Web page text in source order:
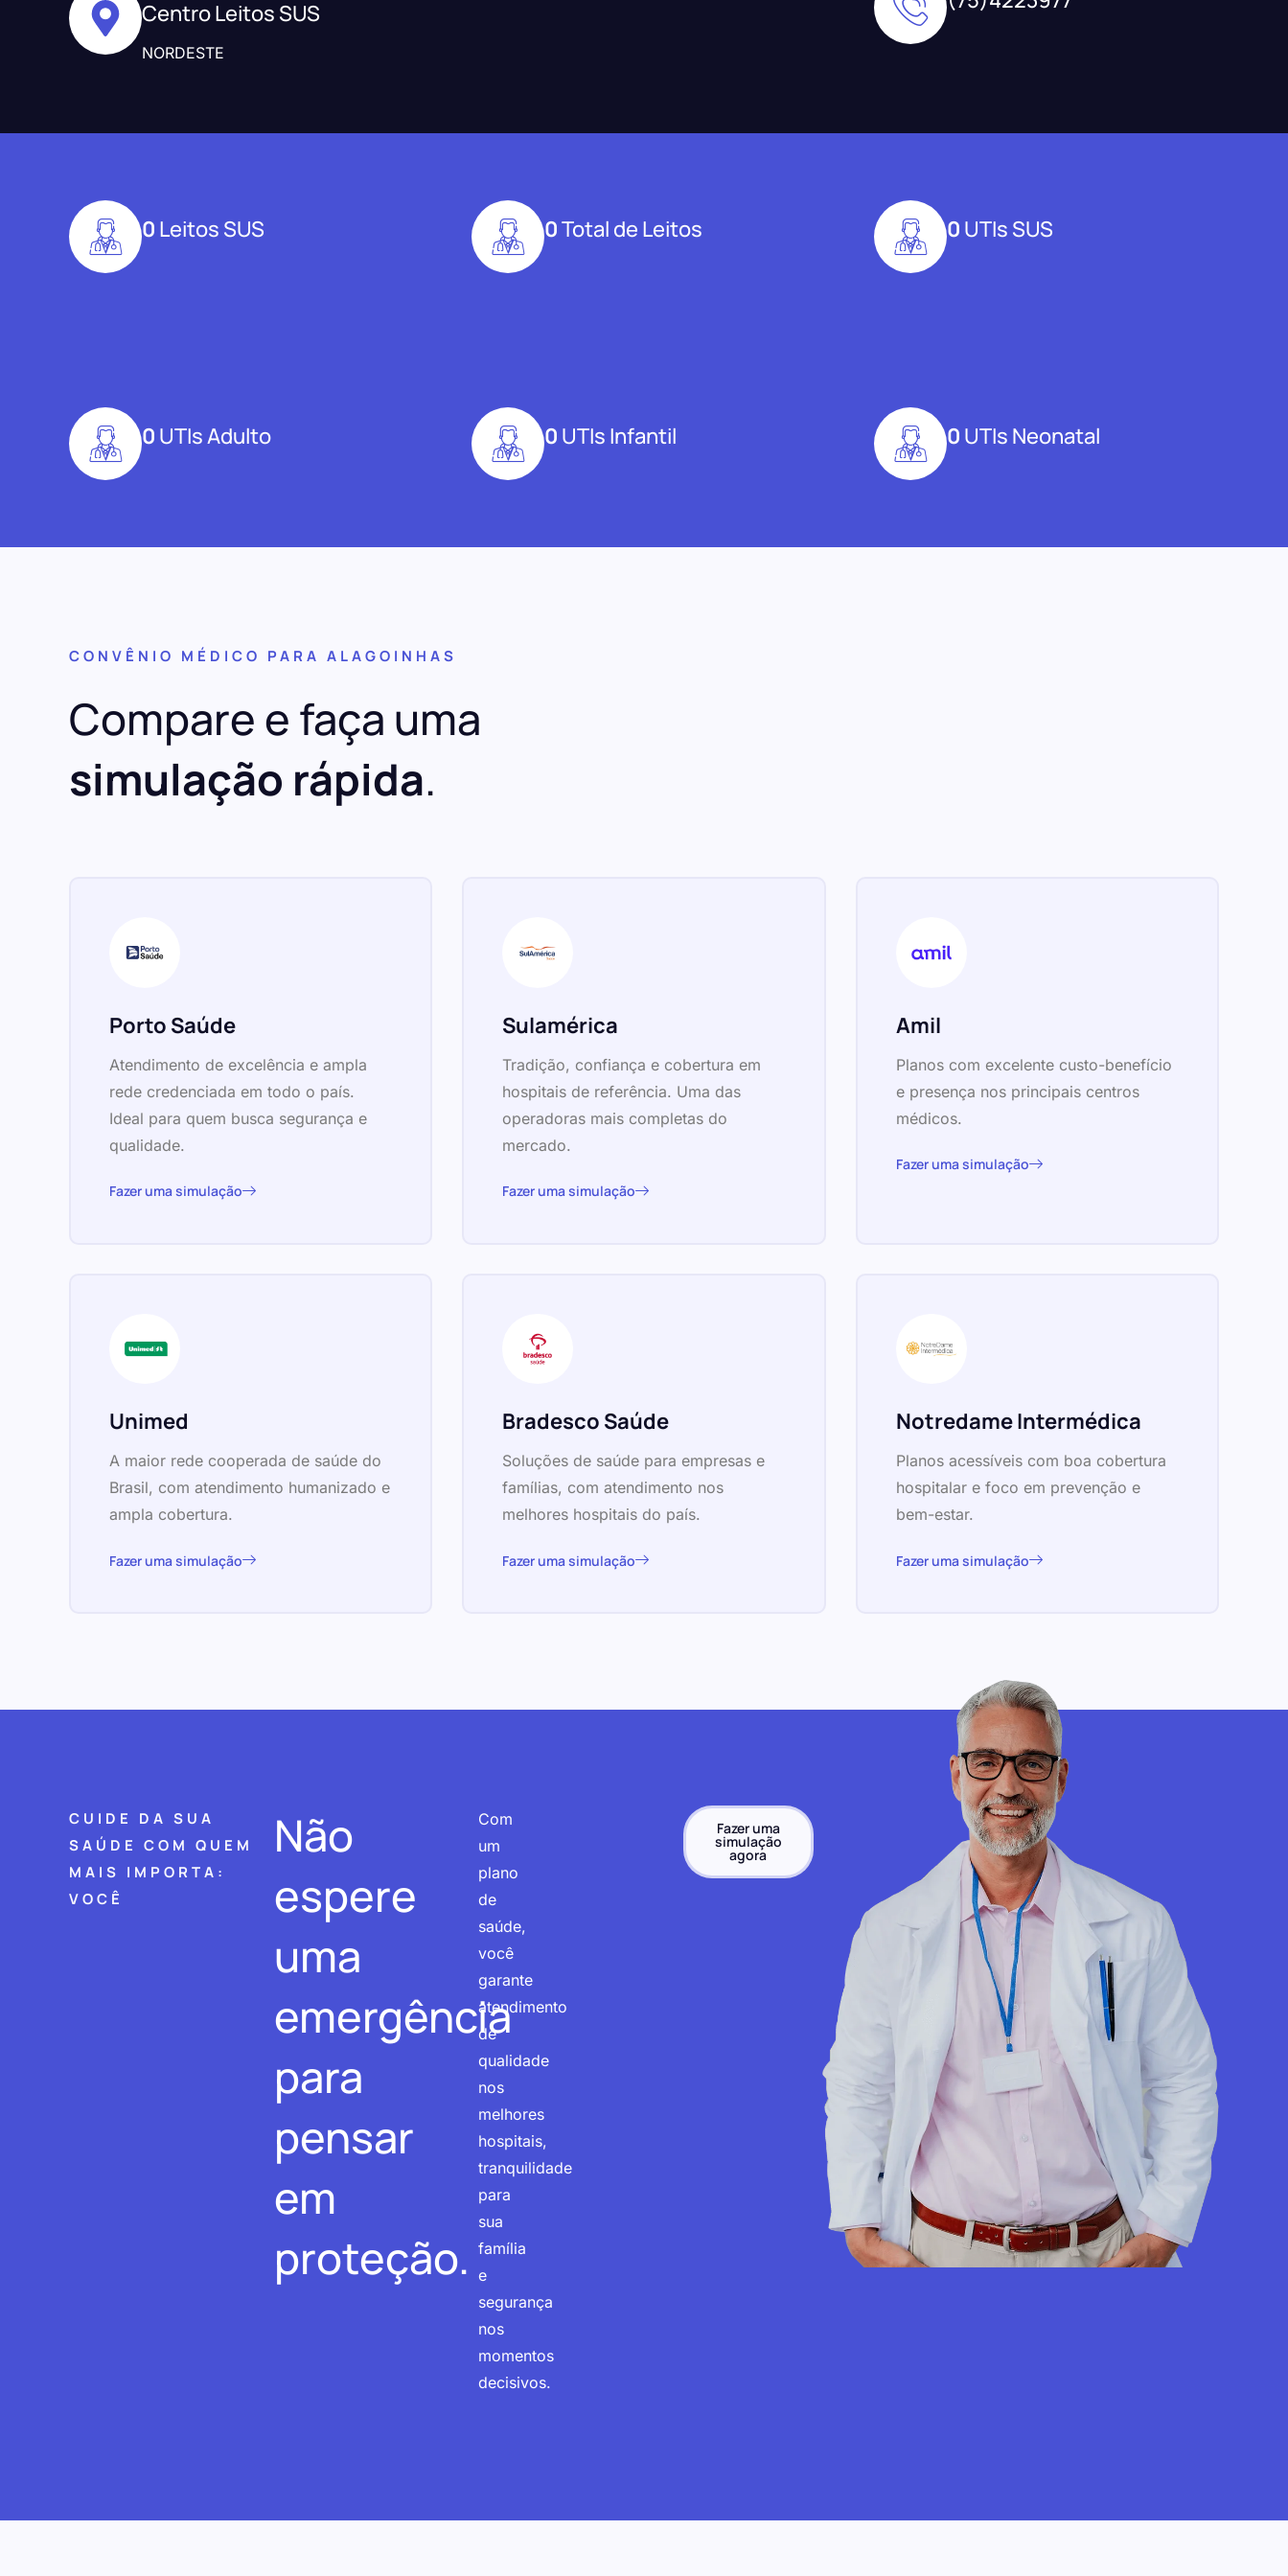
Centro Leitos SUS
NORDESTE
0 Leitos SUS 0Total de Leitos 0 UTIs SUS
0 UTIs Adulto 0 UTIs Infantil 0 UTIs Neonatal
CONVÊNIO MÉDICO PARA ALAGOINHAS
Compare e faça uma
simulação rápida.
Porto Saúde
Atendimento de excelência e ampla
rede credenciada em todo o país.
Ideal para quem busca segurança e
qualidade.
Fazer uma simulação
Sulamérica
Tradição, confiança e cobertura em
hospitais de referência. Uma das
operadoras mais completas do
mercado.
Fazer uma simulação
Amil
Planos com excelente custo-benefício
e presença nos principais centros
médicos.
Fazer uma simulação
Unimed
A maior rede cooperada de saúde do
Brasil, com atendimento humanizado e
ampla cobertura.
Fazer uma simulação
Bradesco Saúde
Soluções de saúde para empresas e
famílias, com atendimento nos
melhores hospitais do país.
Fazer uma simulação
Notredame Intermédica
Planos acessíveis com boa cobertura
hospitalar e foco em prevenção e
bem-estar.
Fazer uma simulação
CUIDE DA SUA
SAÚDE COM QUEM
MAIS IMPORTA:
VOCÊ
Não
espere
uma
emergência
para
pensar
em
proteção.
Com
um
plano
de
saúde,
você
garante
atendimento
de
qualidade
nos
melhores
hospitais,
tranquilidade
para
sua
família
e
segurança
nos
momentos
decisivos.
Fazer uma
simulação
agora